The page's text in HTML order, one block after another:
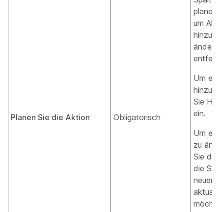
Planen Sie die Aktion Obligatorisch
um
Um
Sie
ein.
Um
zu
Sie die
die
neuen